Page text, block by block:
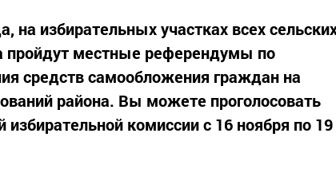
на избирательных участках всех
пройдут местные референдумы по
средств самообложения граждан на
района. Вы можете проголосовать
комиссии с 16 ноября по 19